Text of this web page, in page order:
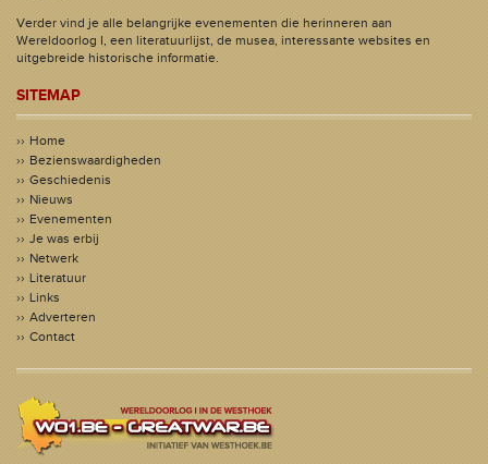
Verder vind je alle belangrijke evenementen die herinneren aan
Wereldoorlog I, een literatuurlijst, de musea, interessante websites en
uitgebreide historische informatie.
SITEMAP
Home
Bezienswaardigheden
Geschiedenis
Nieuws
Evenementen
Je was erbij
Netwerk
Literatuur
Links
Adverteren
Contact